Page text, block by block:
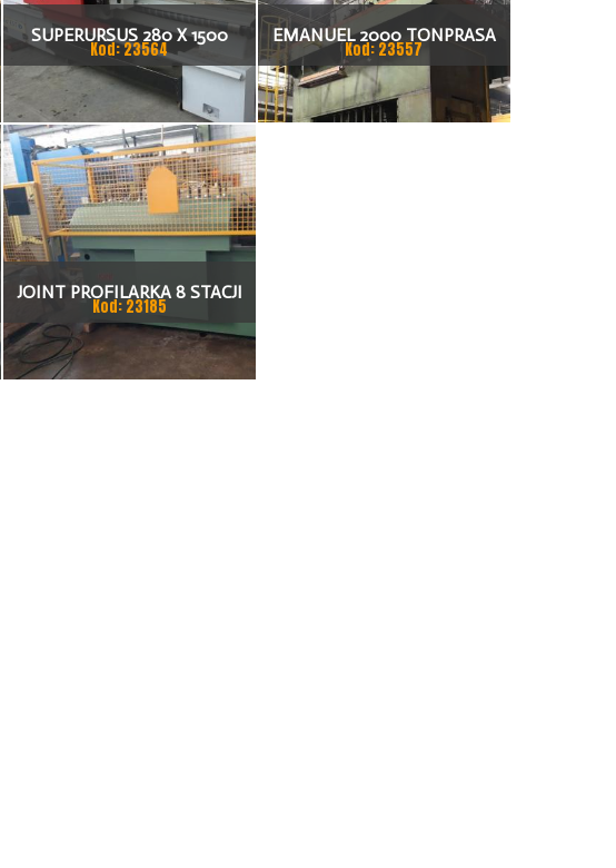
SUPERURSUS 280 X 1500
TOKARKA
Kod: 23564
EMANUEL 2000 TONPRASA
HYDRAULICZNA 3200 X 2000
Kod: 23557
JOINT PROFILARKA 8 STACJI
Kod: 23185